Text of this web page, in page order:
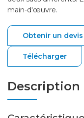
main-d'œuvre.
Obtenir un devis
Télécharger
Description